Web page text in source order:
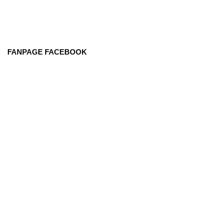
FANPAGE FACEBOOK